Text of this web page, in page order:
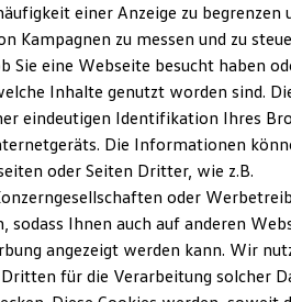
Lebensdauer
6
Versionen und Updates
zu Ihrem ID.
vollelektrischen ID. Polo
vor Ort in Mitterteich und
Freude, Spaß und Überraschungen.
einer Anzeige zu begrenzen
Kampagnen zu messen und zu
Sie eine Webseite besucht haben
Inhalte genutzt worden sind.
eindeutigen Identifikation Ihres
Die Informationen
oder Seiten Dritter, wie z.B.
oder
sodass Ihnen auch auf anderen
angezeigt werden kann. Wir
für die Verarbeitung solcher